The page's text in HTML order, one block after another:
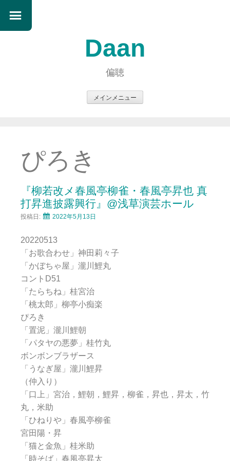
Daan
偏聴
メインメニュー
ツ
へ
ス
キ
ッ
ぴろき
『柳若改メ春風亭柳雀・春風亭昇也 真
打昇進披露興行』@浅草演芸ホール
投稿日: 2022年5月13日
20220513
「お歌合わせ」神田莉々子
「かぼちゃ屋」瀧川鯉丸
コントD51
「たらちね」桂宮治
「桃太郎」柳亭小痴楽
ぴろき
「置泥」瀧川鯉朝
「パタヤの悪夢」桂竹丸
ボンボンブラザース
「うなぎ屋」瀧川鯉昇
（仲入り）
「口上」宮治，鯉朝，鯉昇，柳雀，昇也，昇太，竹
丸，米助
「ひねりや」春風亭柳雀
宮田陽・昇
「猫と金魚」桂米助
「時そば」春風亭昇太